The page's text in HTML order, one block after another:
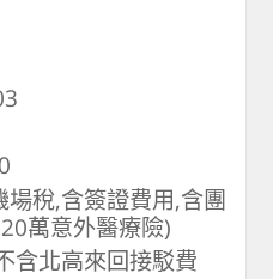
稅,含簽證費用,含團
萬意外醫療險)
含北高來回接駁費